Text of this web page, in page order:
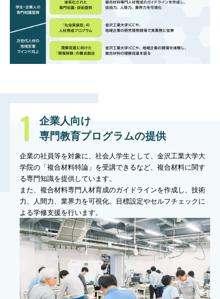
企業人向け
専門教育プログラムの提供
企業の社員等を対象に、社会人学生として、金沢工業大学大
学院の「複合材料特論」を受講できるなど、複合材料に関す
る専門知識を提供しています。
また、複合材料専門人材育成のガイドラインを作成し、技術
力、人間力、業界力を可視化。目標設定やセルフチェックに
よる学修支援を行います。